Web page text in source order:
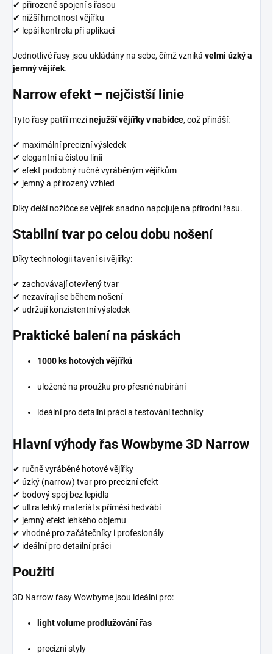
✔ přirozené spojení s řasou
✔ nižší hmotnost vějířku
✔ lepší kontrola při aplikaci
Jednotlivé řasy jsou ukládány na sebe, čímž vzniká velmi úzký a
jemný vějířek.
Narrow efekt – nejčistší linie
Tyto řasy patří mezinejužší vějířky v nabídce, což přináší:
✔ maximální precizní výsledek
✔ elegantní a čistou linii
✔ efekt podobný ručně vyráběným vějířkům
✔ jemný a přirozený vzhled
Díky delší nožičce se vějířek snadno napojuje na přírodní řasu.
Stabilní tvar po celou dobu nošení
Díky technologii tavení si vějířky:
✔ zachovávají otevřený tvar
✔ nezavírají se během nošení
✔ udržují konzistentní výsledek
Praktické balení na páskách
1000 ks hotových vějířků
uložené na proužku pro přesné nabírání
ideální pro detailní práci a testování techniky
Hlavní výhody řas Wowbyme 3D Narrow
✔ ručně vyráběné hotové vějířky
✔ úzký (narrow) tvar pro precizní efekt
✔ bodový spoj bez lepidla
✔ ultra lehký materiál s příměsí hedvábí
✔ jemný efekt lehkého objemu
✔ vhodné pro začátečníky i profesionály
✔ ideální pro detailní práci
Použití
3D Narrow řasy Wowbyme jsou ideální pro:
light volume prodlužování řas
precizní styly